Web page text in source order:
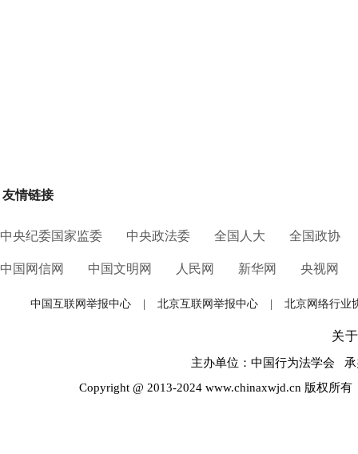
中央纪委国家监委 中央政法委 全国人大 全国政协
中国网信网 中国文明网 人民网 新华网 央视网
友情链接
中国互联网举报中心 北京互联网举报中心 北京网络行业
关
主办单位：中国行为法学会
Copyright @ 2013-2024 www.chinaxwjd.cn 版权所有